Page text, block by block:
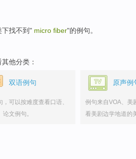
下找不到" micro fiber"的例句。
他分类：
双语例句
，可以按难度查看口语、
文例句。
原声例
例句来自VOA、美
看美剧边学地道的